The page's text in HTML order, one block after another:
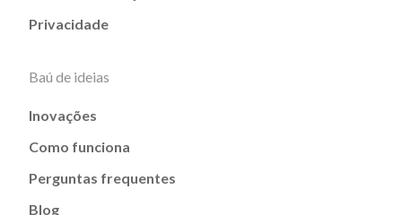
Privacidade
Baú de ideias
Inovações
Como funciona
Perguntas frequentes
Blog